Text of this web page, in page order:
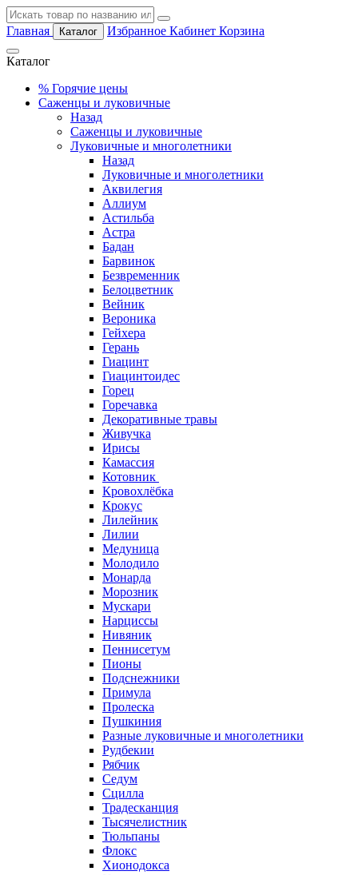
Главная Каталог Избранное Кабинет Корзина
Каталог
% Горячие цены
Саженцы и луковичные
Назад
Саженцы и луковичные
Луковичные и многолетники
Назад
Луковичные и многолетники
Аквилегия
Аллиум
Астильба
Астра
Бадан
Барвинок
Безвременник
Белоцветник
Вейник
Вероника
Гейхера
Герань
Гиацинт
Гиацинтоидес
Горец
Горечавка
Декоративные травы
Живучка
Ирисы
Камассия
Котовник
Кровохлёбка
Крокус
Лилейник
Лилии
Медуница
Молодило
Монарда
Морозник
Мускари
Нарциссы
Нивяник
Пеннисетум
Пионы
Подснежники
Примула
Пролеска
Пушкиния
Разные луковичные и многолетники
Рудбекии
Рябчик
Седум
Сцилла
Традесканция
Тысячелистник
Тюльпаны
Флокс
Хионодокса